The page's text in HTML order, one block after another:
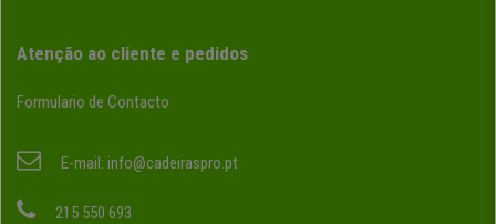
Atenção ao cliente e pedidos
Formulario de Contacto
E-mail: info@cadeiraspro.pt
215 550 693